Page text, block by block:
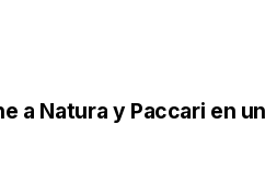
a Natura y Paccari en